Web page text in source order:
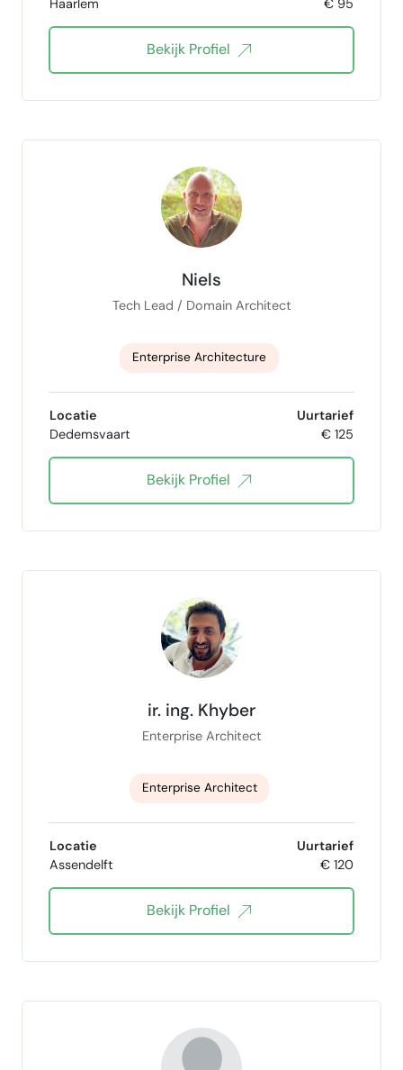
Bekijk Profiel
Niels
Tech Lead / Domain Architect
Enterprise Architecture
Locatie
Dedemsvaart
Uurtarief
€ 125
Bekijk Profiel
ir. ing. Khyber
Enterprise Architect
Enterprise Architect
Locatie
Assendelft
Uurtarief
€ 120
Bekijk Profiel